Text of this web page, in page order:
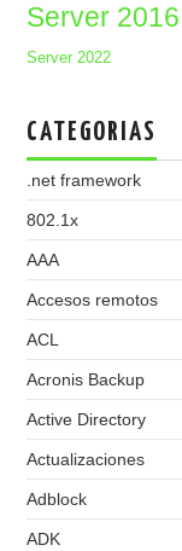
Server 2016
Server 2022
CATEGORIAS
.net framework
802.1x
AAA
Accesos remotos
ACL
Acronis Backup
Active Directory
Actualizaciones
Adblock
ADK